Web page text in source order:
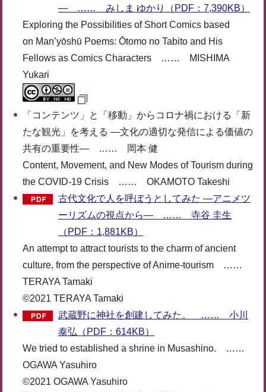
― …… みしま ゆかり（PDF：7,390KB）
Exploring the Possibilities of Short Comics based
on Man’yōshū Poems: Ōtomo no Tabito and His
Fellows as Comics Characters …… MISHIMA
Yukari
「コンテンツ」と「移動」からコロナ禍における「新
たな観光」を考える ―文化の適切な発信による価値の
共有の重要性― …… 岡本 健
Content, Movement, and New Modes of Tourism during
the COVID-19 Crisis …… OKAMOTO Takeshi
古代文化で人を呼ぼうとしてみた ―アニメツ
ーリズムの視点から― …… 寺谷 圭生
（PDF：1,881KB）
An attempt to attract tourists to the charm of ancient
culture, from the perspective of Anime-tourism ……
TERAYA Tamaki
©2021 TERAYA Tamaki
武蔵野に神社を創建してみた。 …… 小川
泰弘（PDF：614KB）
We tried to established a shrine in Musashino. ……
OGAWA Yasuhiro
©2021 OGAWA Yasuhiro